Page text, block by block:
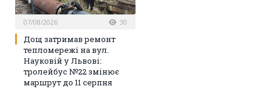
07/08/2026 30
Дощ затримав ремонт
тепломережі на вул.
Науковій у Львові:
тролейбус №22 змінює
маршрут до 11 серпня